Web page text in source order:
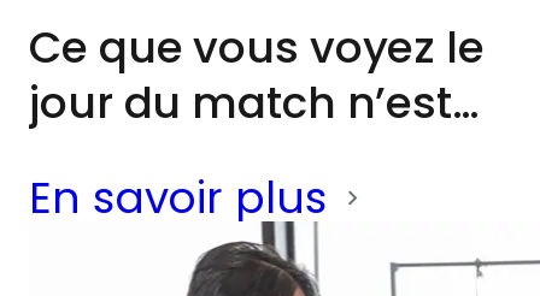
exigences qui sous-
tendent la
performance d’élite.
Ce que vous voyez le
jour du match n’est
de l’iceberg. Chaque
passe, tacle et tir au
En savoir plus